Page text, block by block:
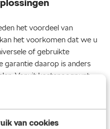
van cookies
het voordeel van
het voorkomen dat we u
of gebruikte
garantie daarop is anders
Vanuit kostenoogpunt
soms echter
Škoda's die al wat ouder zijn.
De beste oplossing
telt voor ons. Ook als het